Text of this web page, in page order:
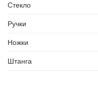
Стекло
Ручки
Ножки
Штанга